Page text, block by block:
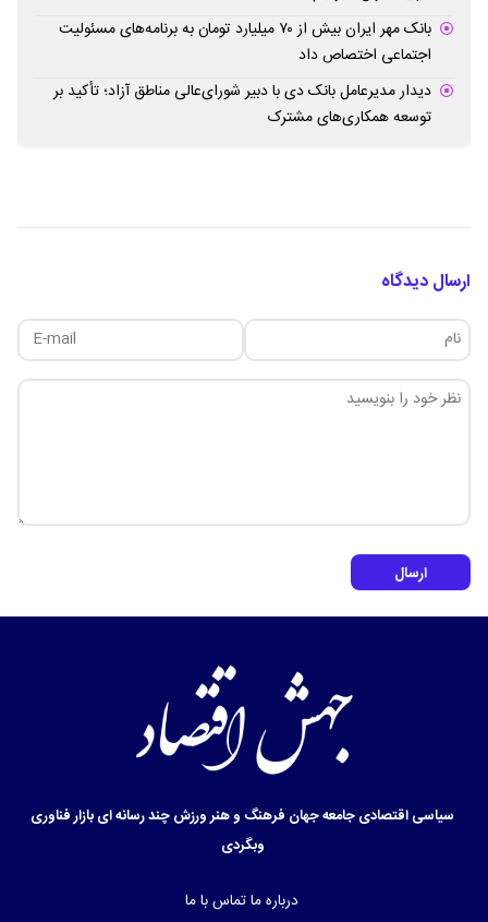
بانک مهر ایران بیش از ۷۰ میلیارد تومان به برنامه‌های مسئولیت
اجتماعی اختصاص داد
دیدار مدیرعامل بانک دی با دبیر شورای‌عالی مناطق آزاد؛ تأکید بر
توسعه همکاری‌های مشترک
ارسال دیدگاه
ارسال
سیاسیاقتصادیجامعهجهان فرهنگ و هنرورزشچند رسانه ایبازارفناوری
وبگردی
درباره ماتماس با ما